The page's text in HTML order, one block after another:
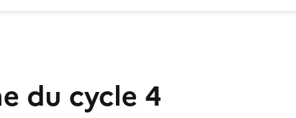
du cycle 4